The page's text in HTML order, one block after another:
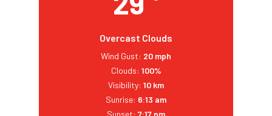
Overcast Clouds
Wind Gust: 20 mph
Clouds: 100%
Visibility: 10 km
Sunrise: 6:13 am
Sunset: 7:17 pm